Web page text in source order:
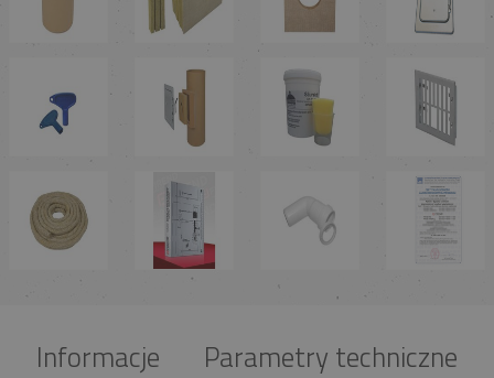
Informacje
Parametry techniczne